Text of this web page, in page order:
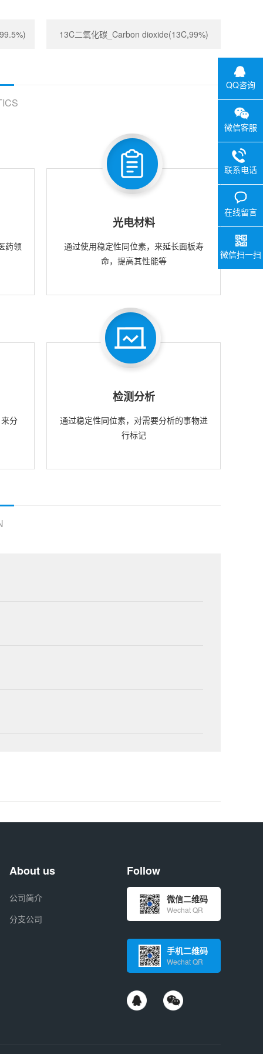
13C二氧化碳_Carbon dioxide(13C,99%)
药领
光电材料
通过使用稳定性同位素，来延长面板寿
命，提高其性能等
分
检测分析
通过稳定性同位素，对需要分析的事物进
行标记
About us
公司简介
分支公司
Follow
微信二维码
Wechat QR
手机二维码
Wechat QR
QQ咨询
微信客服
联系电话
在线留言
微信扫一扫